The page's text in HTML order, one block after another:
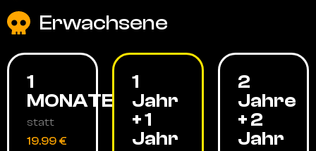
Erwachsene
1
MONATE
statt
19.99 €
1
Jahr
+ 1
Jahr
2
Jahre
+ 2
Jahr